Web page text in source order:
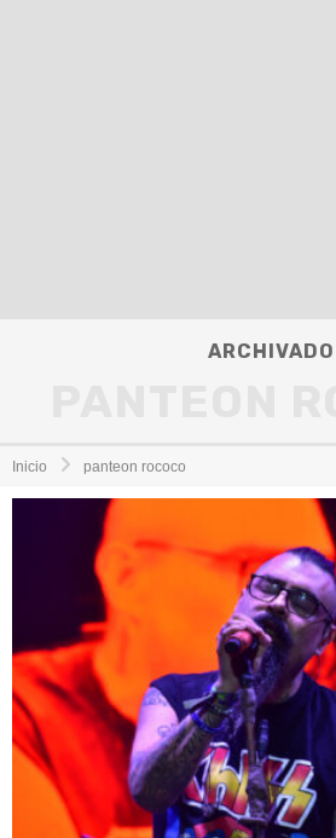
ARCHIVADO
Inicio panteon rococo